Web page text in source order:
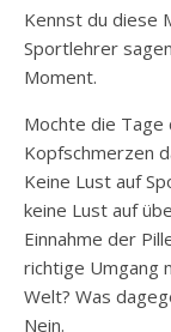
Kennst du diese
Sportlehrer
Moment.
Mochte die Tage
Kopfschmerzen
Keine Lust auf
keine Lust auf
Einnahme der
richtige Umgang
Welt? Was
Nein.